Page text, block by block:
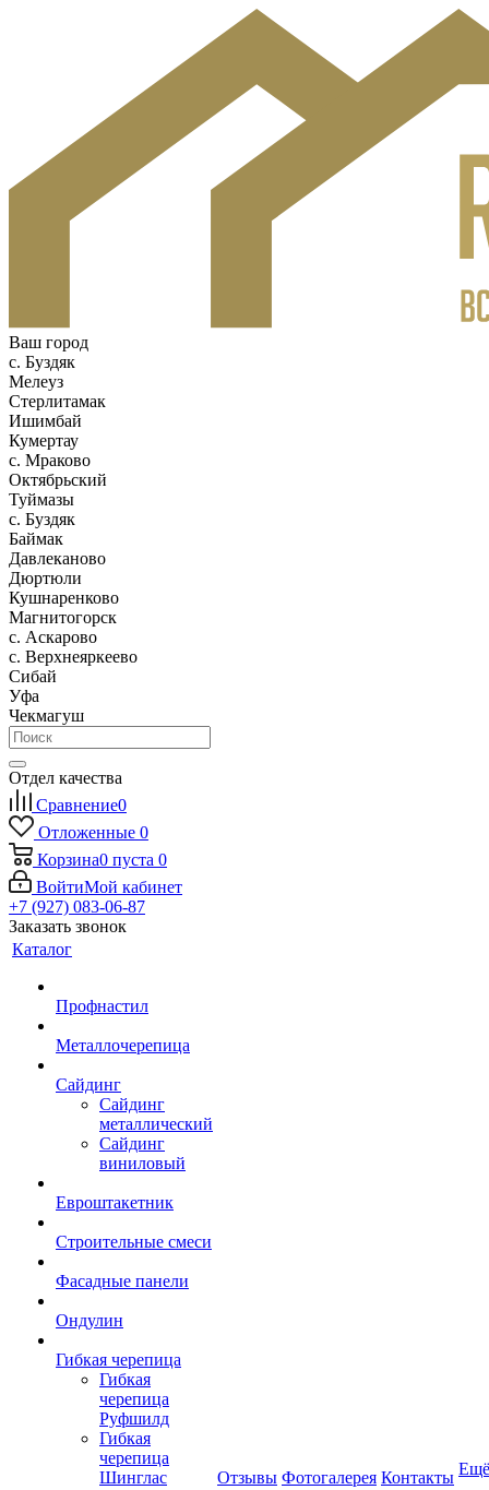
Ваш город
c. Буздяк
Мелеуз
Стерлитамак
Ишимбай
Кумертау
c. Мраково
Октябрьский
Туймазы
c. Буздяк
Баймак
Давлеканово
Дюртюли
Кушнаренково
Магнитогорск
с. Аскарово
с. Верхнеяркеево
Сибай
Уфа
Чекмагуш
Отдел качества
Сравнение0
Отложенные 0
Корзина0 пуста 0
ВойтиМой кабинет
+7 (927) 083-06-87
Заказать звонок
Каталог
Профнастил
Металлочерепица
Сайдинг
Сайдинг
металлический
Сайдинг
виниловый
Евроштакетник
Строительные смеси
Фасадные панели
Ондулин
Гибкая черепица
Гибкая
черепица
Руфшилд
Гибкая
черепица
Шинглас
Отзывы Фотогалерея Контакты Ещё